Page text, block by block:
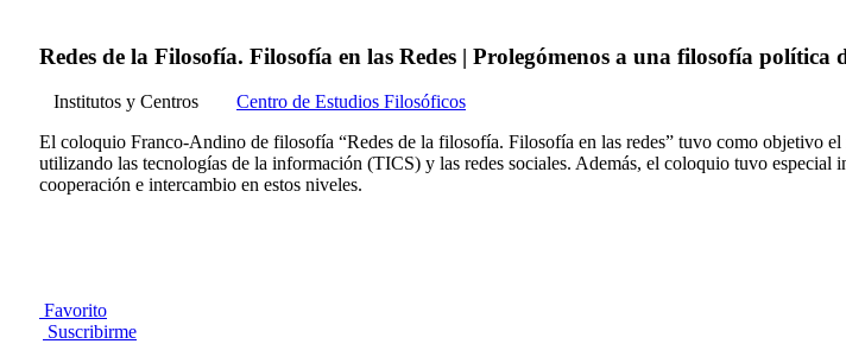
Redes de la Filosofía. Filosofía en las Redes | Prolegómenos a una filosofía política
Institutos y Centros
Centro de Estudios Filosóficos
El coloquio Franco-Andino de filosofía “Redes de la filosofía. Filosofía en las redes” tuvo como objetivo
utilizando las tecnologías de la información (TICS) y las redes sociales. Además, el coloquio tuvo
cooperación e intercambio en estos niveles.
Favorito
Suscribirme